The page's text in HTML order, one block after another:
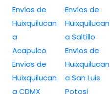
Envíos de
Huixquilucan
a
Acapulco
Envíos de
Huixquilucan
a CDMX
Envíos de
Huixquilucan
a Saltillo
Envíos de
Huixquilucan
a San Luis
Potosi